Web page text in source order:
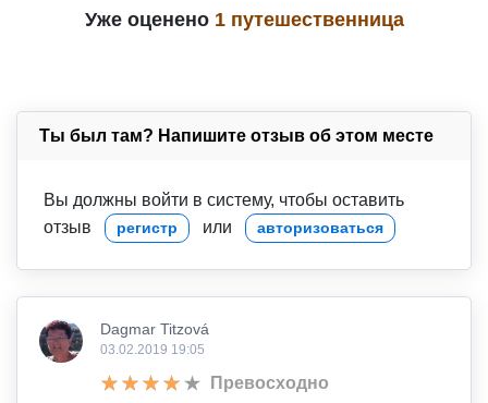
Уже оценено 1 путешественница
Ты был там? Напишите отзыв об этом месте
Вы должны войти в систему, чтобы оставить
отзыв
регистр или авторизоваться
Dagmar Titzová
03.02.2019 19:05
Превосходно